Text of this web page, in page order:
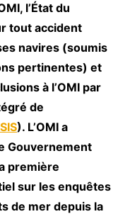
l’État du
tout accident
navires (soumis
pertinentes) et
à l’OMI par
de
). L’OMI a
Gouvernement
première
sur les enquêtes
de mer depuis la